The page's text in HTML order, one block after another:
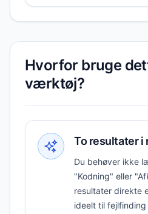
Hvorfor bruge
værktøj?
To resultater i
Du behøver ikke
"Kodning" eller
resultater direkte
ideelt til